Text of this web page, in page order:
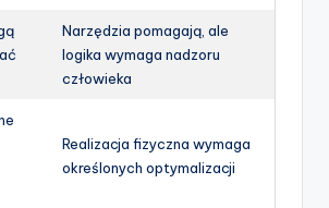
Narzędzia pomagają, ale
logika wymaga nadzoru
człowieka
Realizacja fizyczna wymaga
określonych optymalizacji